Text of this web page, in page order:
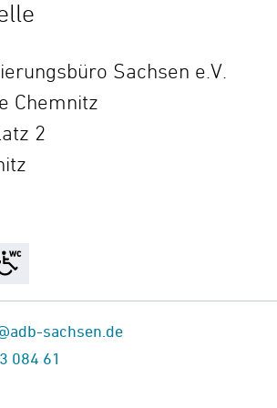
Sachsen e.V.
Chemnitz
2
sachsen.de
084 61
sachsen.de